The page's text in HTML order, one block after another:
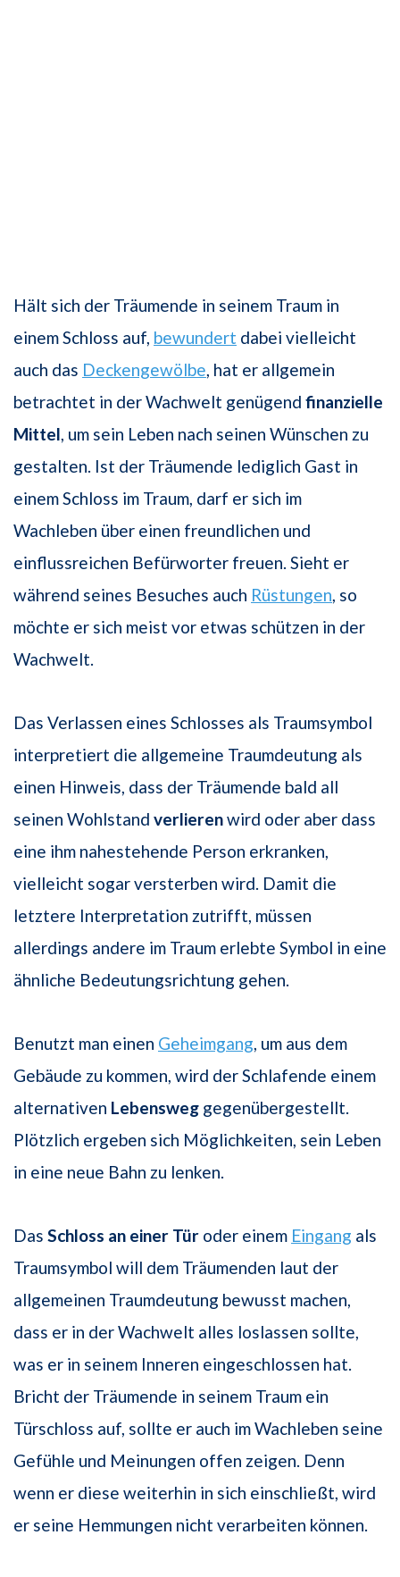
Hält sich der Träumende in seinem Traum in
einem Schloss auf, bewundert dabei vielleicht
auch das Deckengewölbe, hat er allgemein
betrachtet in der Wachwelt genügend finanzielle
Mittel, um sein Leben nach seinen Wünschen zu
gestalten. Ist der Träumende lediglich Gast in
einem Schloss im Traum, darf er sich im
Wachleben über einen freundlichen und
einflussreichen Befürworter freuen. Sieht er
während seines Besuches auch Rüstungen, so
möchte er sich meist vor etwas schützen in der
Wachwelt.
Das Verlassen eines Schlosses als Traumsymbol
interpretiert die allgemeine Traumdeutung als
einen Hinweis, dass der Träumende bald all
seinen Wohlstand verlierenwird oder aber dass
eine ihm nahestehende Person erkranken,
vielleicht sogar versterben wird. Damit die
letztere Interpretation zutrifft, müssen
allerdings andere im Traum erlebte Symbol in eine
ähnliche Bedeutungsrichtung gehen.
Benutzt man einen Geheimgang, um aus dem
Gebäude zu kommen, wird der Schlafende einem
alternativen Lebensweg gegenübergestellt.
Plötzlich ergeben sich Möglichkeiten, sein Leben
in eine neue Bahn zu lenken.
Das Schloss an einer Tür oder einem Eingang als
Traumsymbol will dem Träumenden laut der
allgemeinen Traumdeutung bewusst machen,
dass er in der Wachwelt alles loslassen sollte,
was er in seinem Inneren eingeschlossen hat.
Bricht der Träumende in seinem Traum ein
Türschloss auf, sollte er auch im Wachleben seine
Gefühle und Meinungen offen zeigen. Denn
wenn er diese weiterhin in sich einschließt, wird
er seine Hemmungen nicht verarbeiten können.